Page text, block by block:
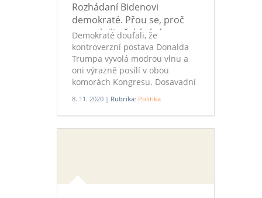
Rozhádaní Bidenovi
demokraté. Přou se, proč
nenaplnili očekávání v
Kongresu
Demokraté doufali, že
kontroverzní postava Donalda
Trumpa vyvolá modrou vlnu a
oni výrazně posílí v obou
komorách Kongresu. Dosavadní
výsledky jsou ale spíše
zklamáním. Centristické křídlo
viní z neúspěchu posun strany
doleva. Levicová,
přílišného zaměření na bílé
voliče a antitrumpovská hesla.
8. 11. 2020 | Rubrika: Politika